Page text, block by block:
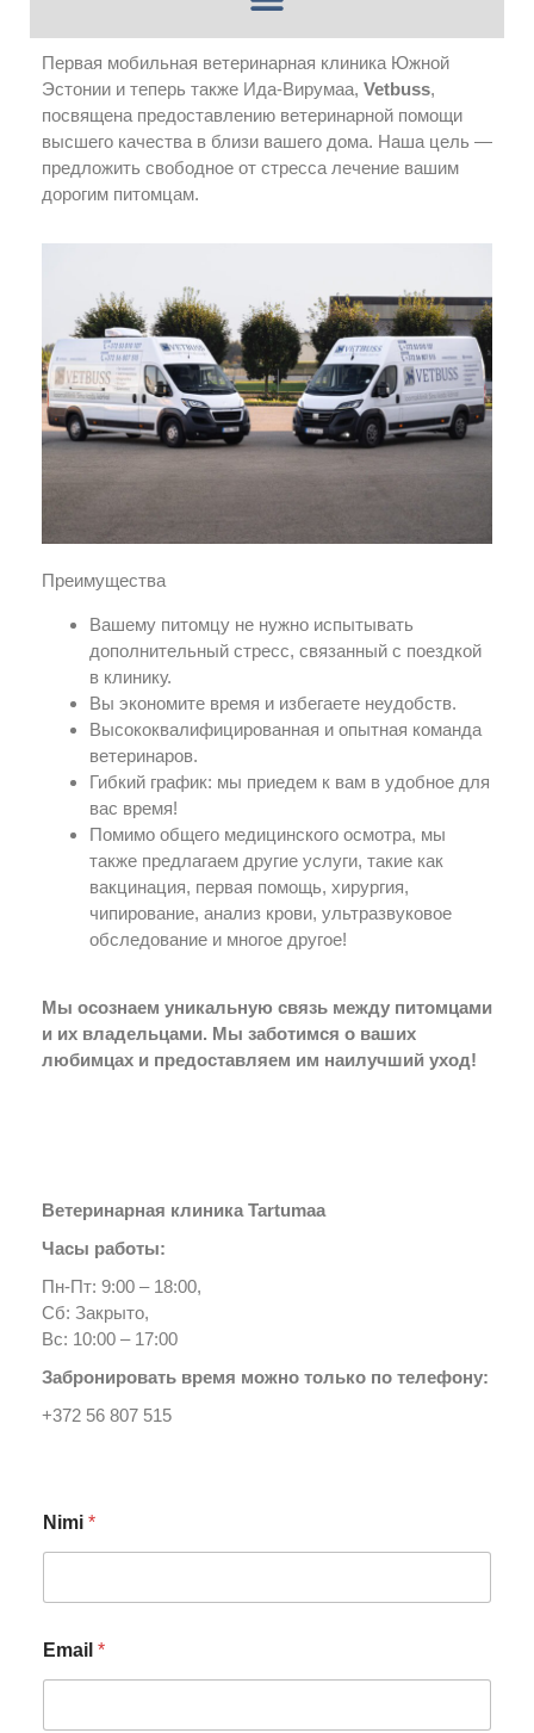
Первая мобильная ветеринарная клиника Южной
Эстонии и теперь также Ида-Вирумаа, Vetbuss,
посвящена предоставлению ветеринарной помощи
высшего качества в близи вашего дома. Наша цель —
предложить свободное от стресса лечение вашим
дорогим питомцам.
Преимущества
Вашему питомцу не нужно испытывать
дополнительный стресс, связанный с поездкой
в клинику.
Вы экономите время и избегаете неудобств.
Высококвалифицированная и опытная команда
ветеринаров.
Гибкий график: мы приедем к вам в удобное для
вас время!
Помимо общего медицинского осмотра, мы
также предлагаем другие услуги, такие как
вакцинация, первая помощь, хирургия,
чипирование, анализ крови, ультразвуковое
обследование и многое другое!
Мы осознаем уникальную связь между питомцами
и их владельцами. Мы заботимся о ваших
любимцах и предоставляем им наилучший уход!
Ветеринарная клиника Tartumaa
Часы работы:
Пн-Пт: 9:00 – 18:00,
Сб: Закрыто,
Вс: 10:00 – 17:00
Забронировать время можно только по телефону:
+372 56 807 515
Nimi *
Email *